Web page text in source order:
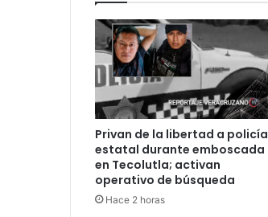
Privan de la libertad a policía
estatal durante emboscada
en Tecolutla; activan
operativo de búsqueda
Hace 2 horas